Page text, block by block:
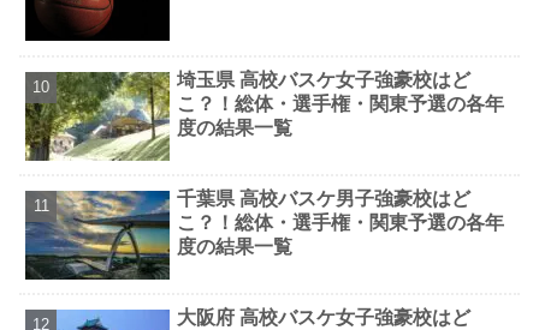
埼玉県 高校バスケ女子強豪校はど
こ？！総体・選手権・関東予選の各年
度の結果一覧
千葉県 高校バスケ男子強豪校はど
こ？！総体・選手権・関東予選の各年
度の結果一覧
大阪府 高校バスケ女子強豪校はど